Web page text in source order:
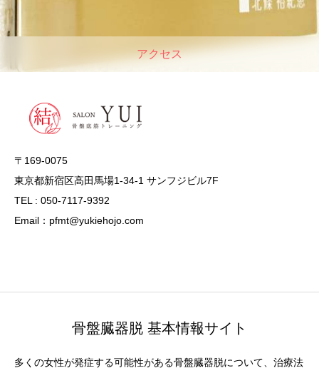
アクセス
〒169-0075
東京都新宿区高田馬場1-34-1 サンフジビル7F
TEL : 050-7117-9392
Email：pfmt@yukiehojo.com
骨盤臓器脱 基本情報サイト
多くの女性が発症する可能性がある骨盤臓器脱について、治療法